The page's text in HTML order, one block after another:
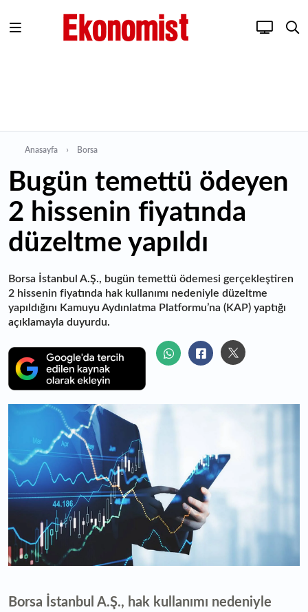
Anasayfa Borsa
Bugün temettü ödeyen
2 hissenin fiyatında
düzeltme yapıldı
Borsa İstanbul A.Ş., bugün temettü ödemesi gerçekleştiren
2 hissenin fiyatında hak kullanımı nedeniyle düzeltme
yapıldığını Kamuyu Aydınlatma Platformu’na (KAP) yaptığı
açıklamayla duyurdu.
Borsa İstanbul A.Ş., hak kullanımı nedeniyle